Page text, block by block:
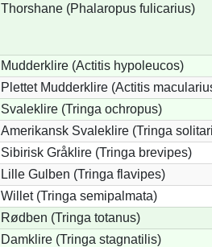
Thorshane (Phalaropus fulicarius)
Mudderklire (Actitis hypoleucos)
Plettet Mudderklire (Actitis
Svaleklire (Tringa ochropus)
Amerikansk Svaleklire (Tringa
Sibirisk Gråklire (Tringa brevipes)
Lille Gulben (Tringa flavipes)
Willet (Tringa semipalmata)
Rødben (Tringa totanus)
Damklire (Tringa stagnatilis)